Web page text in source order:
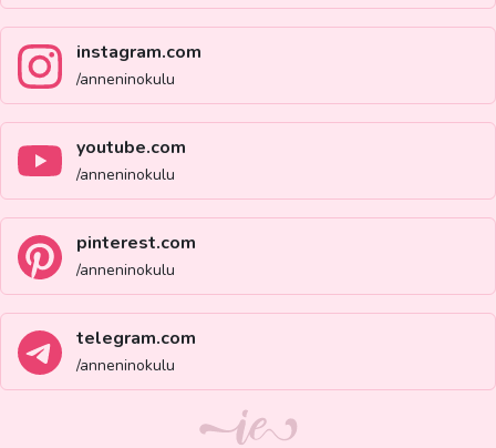
instagram.com
/anneninokulu
youtube.com
/anneninokulu
pinterest.com
/anneninokulu
telegram.com
/anneninokulu